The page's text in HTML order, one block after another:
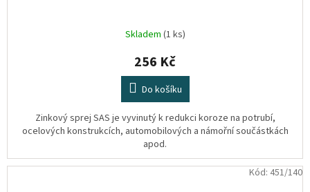
Skladem (1 ks)
256 Kč
Do košíku
Zinkový sprej SAS je vyvinutý k redukci koroze na potrubí,
ocelových konstrukcích, automobilových a námořní součástkách
apod.
Kód: 451/140